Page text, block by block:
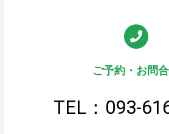
ご予約・お問
TEL：093-